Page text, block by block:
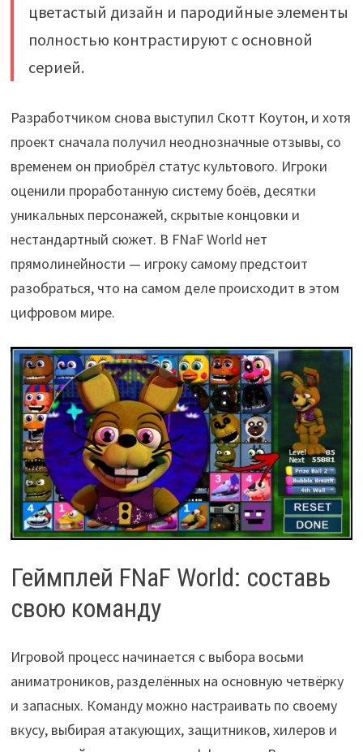
цветастый дизайн и пародийные элементы
полностью контрастируют с основной
серией.
Разработчиком снова выступил Скотт Коутон, и хотя
проект сначала получил неоднозначные отзывы, со
временем он приобрёл статус культового. Игроки
оценили проработанную систему боёв, десятки
уникальных персонажей, скрытые концовки и
нестандартный сюжет. В FNaF World нет
прямолинейности — игроку самому предстоит
разобраться, что на самом деле происходит в этом
цифровом мире.
Геймплей FNaF World: составь
свою команду
Игровой процесс начинается с выбора восьми
аниматроников, разделённых на основную четвёрку
и запасных. Команду можно настраивать по своему
вкусу, выбирая атакующих, защитников, хилеров и